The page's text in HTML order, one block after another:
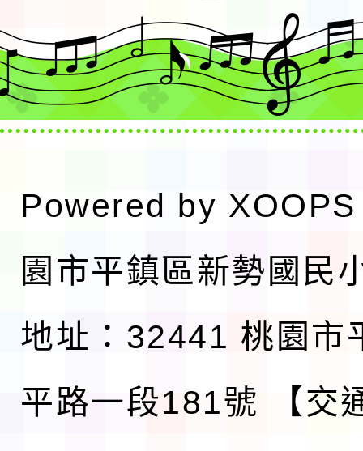
Powered by XOOPS
園市平鎮區新勢國民
地址：32441 桃園市
平路一段181號
【交